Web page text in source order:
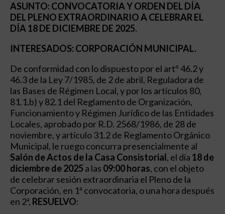
ASUNTO: CONVOCATORIA Y ORDEN DEL DÍA
DEL PLENO EXTRAORDINARIO A CELEBRAR EL
DÍA 18 DE DICIEMBRE DE 2025.
INTERESADOS: CORPORACIÓN MUNICIPAL.
De conformidad con lo dispuesto por el artº 46.2 y
46.3 de la Ley 7/1985, de 2 de abril, Reguladora de
las Bases de Régimen Local, y por los artículos 80,
81.1.b) y 82.1 del Reglamento de Organización,
Funcionamiento y Régimen Jurídico de las Entidades
Locales, aprobado por R.D. 2568/1986, de 28 de
noviembre, y artículo 31.2 de Reglamento Orgánico
Municipal, le ruego concurra presencialmente al
Salón de Actos de la Casa Consistorial, el día 18 de
diciembrede 2025 a las 09:00 horas, con el objeto
de celebrar sesión extraordinaria el Pleno de la
Corporación, en 1ª convocatoria, o una hora después
en 2ª, RESUELVO: